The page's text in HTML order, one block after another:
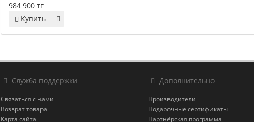
984 900 тг
Купить
Служба поддержки
Связаться с нами
Возврат товара
Карта сайта
Дополнительно
Производители
Подарочные сертификаты
Партнёрская программа